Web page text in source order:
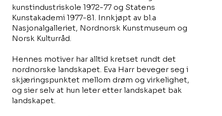
kunstindustriskole 1972-77 og Statens
Kunstakademi 1977-81. Innkjøpt av bl.a
Nasjonalgalleriet, Nordnorsk Kunstmuseum og
Norsk Kulturråd.
Hennes motiver har alltid kretset rundt det
nordnorske landskapet. Eva Harr beveger seg i
skjæringspunktet mellom drøm og virkelighet,
og sier selv at hun leter etter landskapet bak
landskapet.